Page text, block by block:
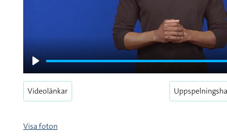
Play
Videolänkar
Visa foton